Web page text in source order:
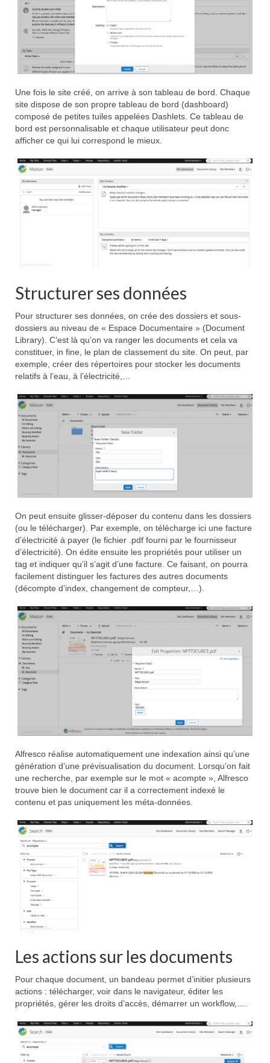
Une fois le site créé, on arrive à son tableau de bord. Chaque
site dispose de son propre tableau de bord (dashboard)
composé de petites tuiles appelées Dashlets. Ce tableau de
bord est personnalisable et chaque utilisateur peut donc
afficher ce qui lui correspond le mieux.
Structurer ses données
Pour structurer ses données, on crée des dossiers et sous-
dossiers au niveau de « Espace Documentaire » (Document
Library). C’est là qu’on va ranger les documents et cela va
constituer, in fine, le plan de classement du site. On peut, par
exemple, créer des répertoires pour stocker les documents
relatifs à l’eau, à l’électricité,…
On peut ensuite glisser-déposer du contenu dans les dossiers
(ou le télécharger). Par exemple, on télécharge ici une facture
d’électricité à payer (le fichier .pdf fourni par le fournisseur
d’électricité). On édite ensuite les propriétés pour utiliser un
tag et indiquer qu’il s’agit d’une facture. Ce faisant, on pourra
facilement distinguer les factures des autres documents
(décompte d’index, changement de compteur,…).
Alfresco réalise automatiquement une indexation ainsi qu’une
génération d’une prévisualisation du document. Lorsqu’on fait
une recherche, par exemple sur le mot « acompte », Alfresco
trouve bien le document car il a correctement indexé le
contenu et pas uniquement les méta-données.
Les actions sur les documents
Pour chaque document, un bandeau permet d’initier plusieurs
actions : télécharger, voir dans le navigateur, éditer les
propriétés, gérer les droits d’accès, démarrer un workflow,….